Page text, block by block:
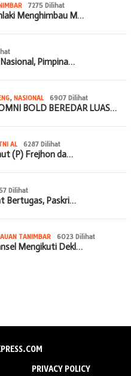
7275 Dilihat
Menghimbau M…
Pimpina…
, NASIONAL 6907 Dilihat
BOLD BEREDAR LUAS…
AL 6287 Dilihat
(P) Frejhon da…
Dilihat
Bertugas, Paskri…
TANIMBAR 6023 Dilihat
Mengikuti Dekl…
PRIVACY POLICY